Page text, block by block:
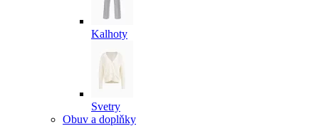
Kalhoty
Svetry
Obuv a doplňky